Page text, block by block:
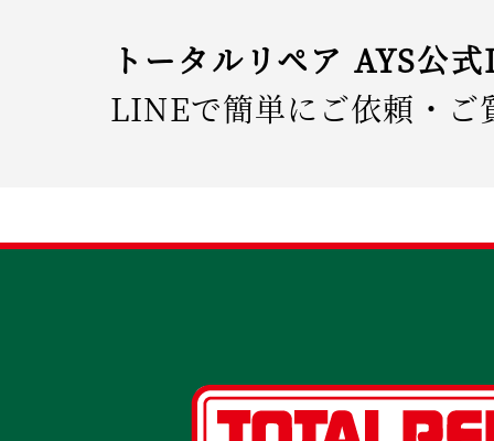
トータルリペア AYS公
LINEで簡単にご依頼・ご